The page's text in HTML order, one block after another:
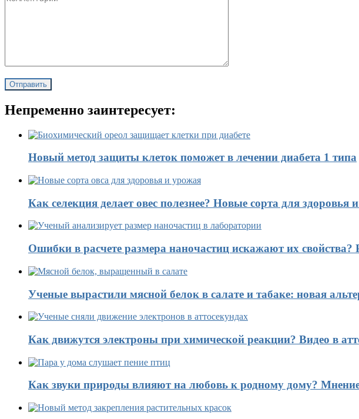
Непременно заинтересует:
Новый метод защиты клеток поможет в лечении диабета 1 типа
Как селекция делает овес полезнее? Новые сорта для здоровья
Ошибки в расчете размера наночастиц искажают их свойства?
Ученые вырастили мясной белок в салате и табаке: новая
Как движутся электроны при химической реакции? Видео в
Как звуки природы влияют на любовь к родному дому?